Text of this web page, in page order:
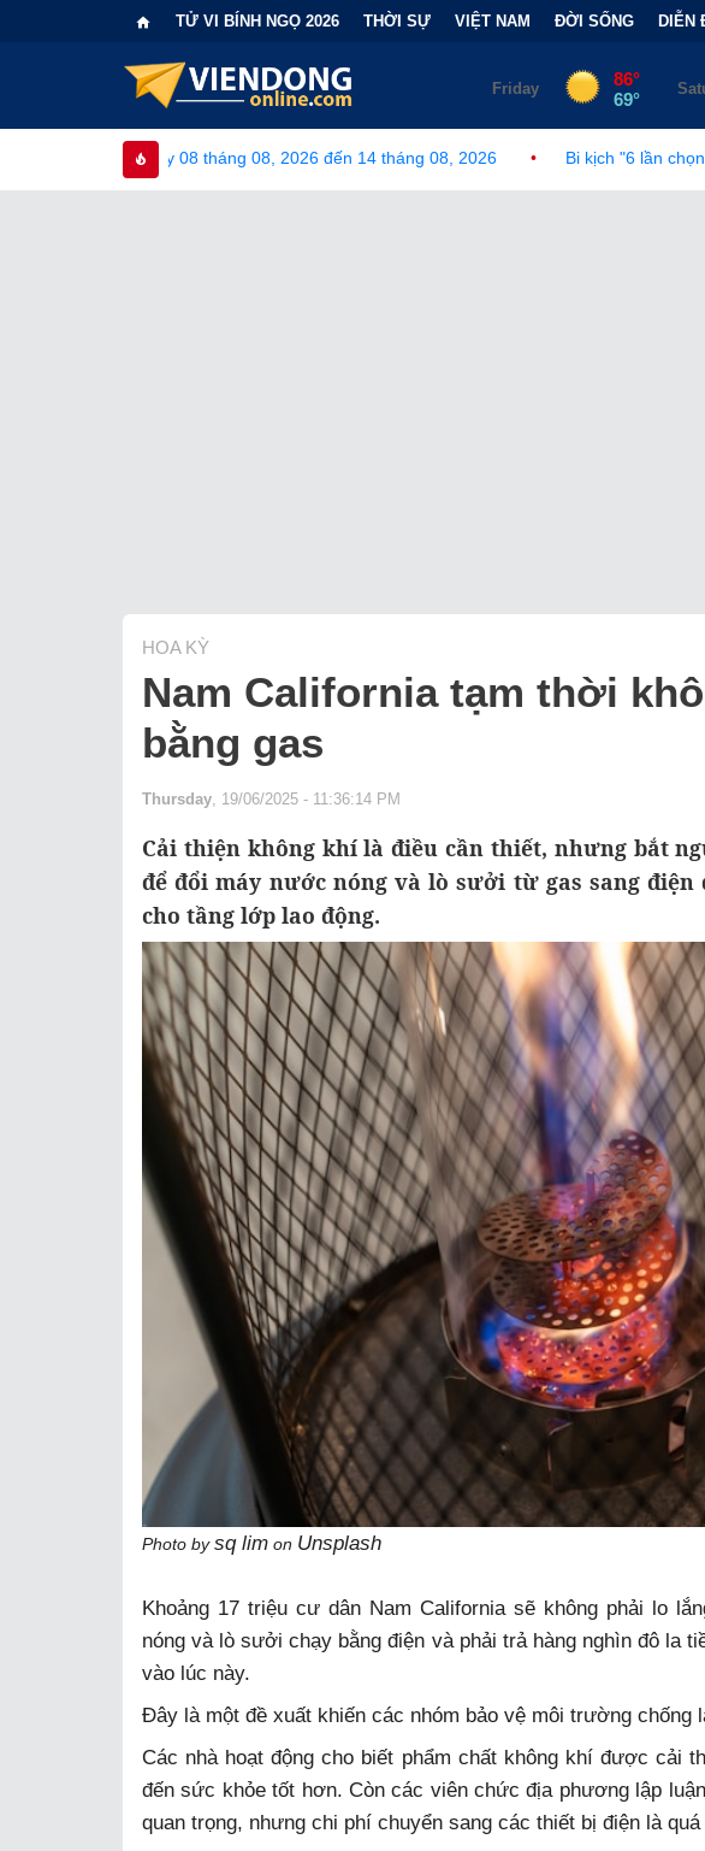
TỬ VI BÍNH NGỌ 2026 THỜI SỰ VIỆT NAM ĐỜI SỐNG DIỄN
tháng 08, 2026 đến 14 tháng 08, 2026 • Bi kịch "6 lần chọn sai nhánh công
HOA KỲ
Nam California tạm thời
bằng gas
Thursday , 19/06/2025 - 11:36:14 PM
Cải thiện không khí là điều cần thiết, nhưng bắt
để đổi máy nước nóng và lò sưởi từ gas sang
cho tầng lớp lao động.
Photo bysq lim on Unsplash
Khoảng 17 triệu cư dân Nam California sẽ không phải lo
nóng và lò sưởi chạy bằng điện và phải trả hàng nghìn đô la
vào lúc này.
Đây là một đề xuất khiến các nhóm bảo vệ môi trường chống
Các nhà hoạt động cho biết phẩm chất không khí được cải
đến sức khỏe tốt hơn. Còn các viên chức địa phương lập
quan trọng, nhưng chi phí chuyển sang các thiết bị điện là